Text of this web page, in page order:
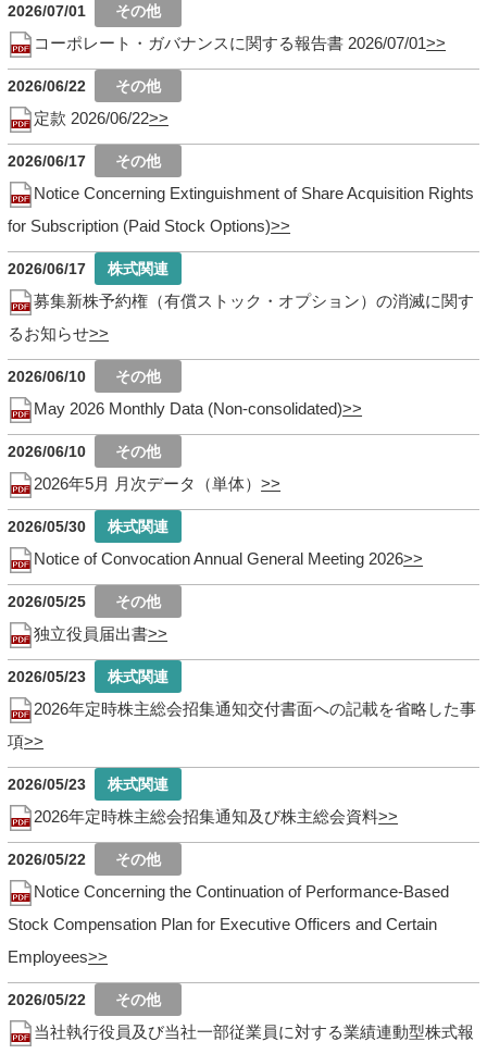
2026/07/01
コーポレート・ガバナンスに関する報告書 2026/07/01
2026/06/22
定款 2026/06/22
2026/06/17
Notice Concerning Extinguishment of Share Acquisition Rights
for Subscription (Paid Stock Options)
2026/06/17
募集新株予約権（有償ストック・オプション）の消滅に関す
るお知らせ
2026/06/10
May 2026 Monthly Data (Non-consolidated)
2026/06/10
2026年5月 月次データ（単体）
2026/05/30
Notice of Convocation Annual General Meeting 2026
2026/05/25
独立役員届出書
2026/05/23
2026年定時株主総会招集通知交付書面への記載を省略した事
項
2026/05/23
2026年定時株主総会招集通知及び株主総会資料
2026/05/22
Notice Concerning the Continuation of Performance-Based
Stock Compensation Plan for Executive Officers and Certain
Employees
2026/05/22
当社執行役員及び当社一部従業員に対する業績連動型株式報